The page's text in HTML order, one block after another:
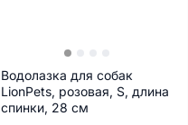
Водолазка для собак
LionPets, розовая, S, длина
спинки, 28 см